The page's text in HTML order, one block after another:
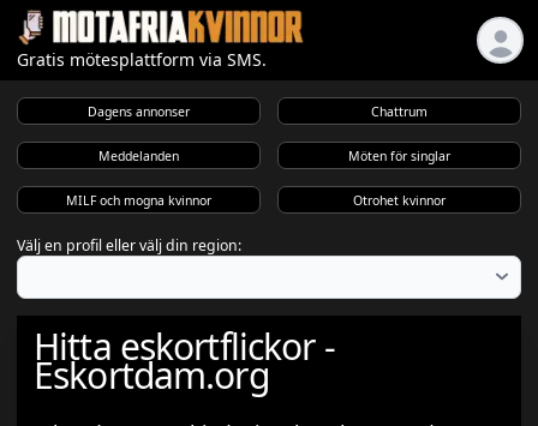
Gratis mötesplattform via SMS.
Dagens annonser Chattrum
Meddelanden Möten för singlar
MILF och mogna kvinnor Otrohet kvinnor
Välj en profil eller välj din region:
Hitta eskortflickor -
Eskortdam.org